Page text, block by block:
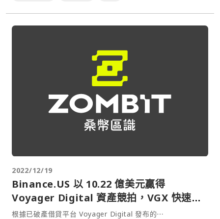
2022/12/19
Binance.US 以 10.22 億美元贏得
Voyager Digital 資產競拍，VGX 快速拉
漲超 35%
根據已破產借貸平台 Voyager Digital 發布的⋯